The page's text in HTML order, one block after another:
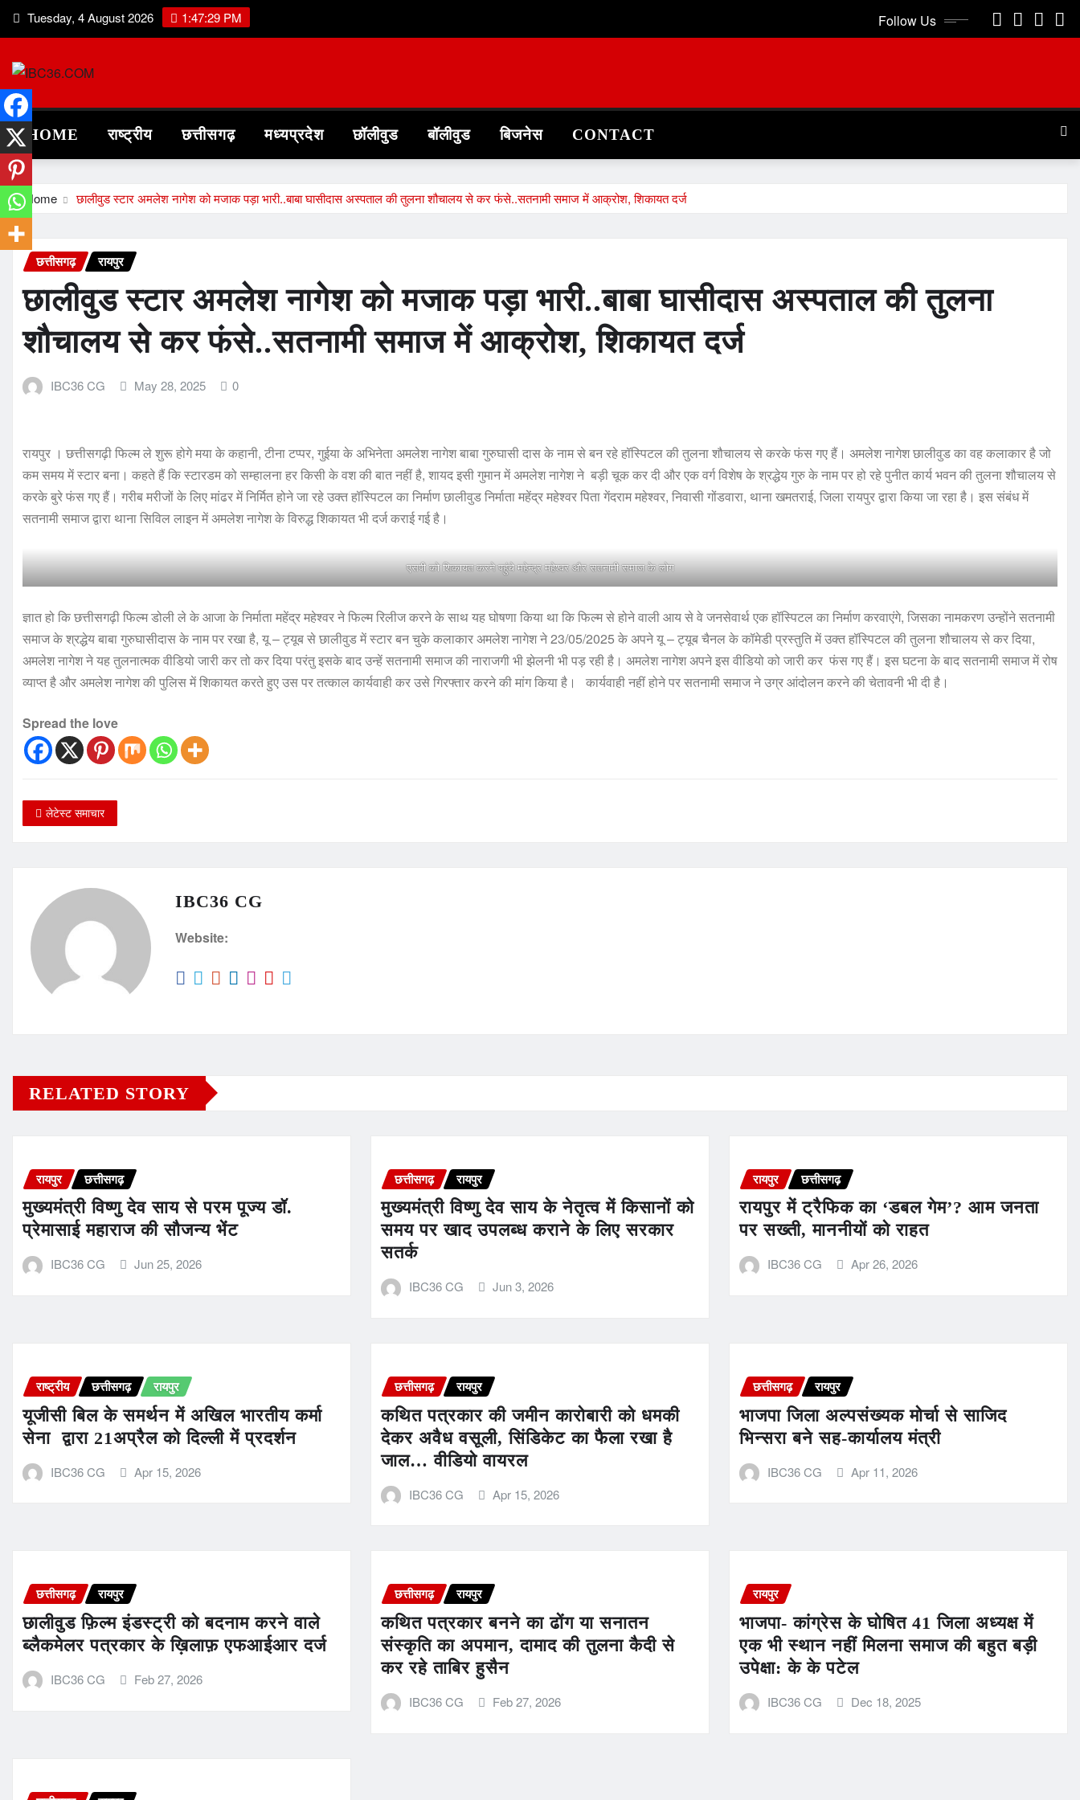
Skip Tuesday, 4 August 2026 1:47:30 PM Follow Us
HOME राष्ट्रीय छत्तीसगढ़ मध्यप्रदेश छॉलीवुड बॉलीवुड बिजनेस CONTACT
Home छालीवुड स्टार अमलेश नागेश को मजाक पड़ा भारी..बाबा घासीदास अस्पताल की तुलना शौचालय से कर फंसे..सतनामी समाज में आक्रोश, शिकायत दर्ज
छत्तीसगढ़ रायपुर
छालीवुड स्टार अमलेश नागेश को मजाक पड़ा भारी..बाबा घासीदास अस्पताल की तुलना
शौचालय से कर फंसे..सतनामी समाज में आक्रोश, शिकायत दर्ज
IBC36 CG May 28, 2025 0
रायपुर । छत्तीसगढ़ी फिल्म ले शुरू होगे मया के कहानी, टीना टप्पर, गुईया के अभिनेता अमलेश नागेश बाबा गुरुघासी दास के नाम से बन रहे हॉस्पिटल की तुलना शौचालय से करके फंस गए हैं। अमलेश नागेश छालीवुड का वह कलाकार है जो
कम समय में स्टार बना। कहते हैं कि स्टारडम को सम्हालना हर किसी के वश की बात नहीं है, शायद इसी गुमान में अमलेश नागेश ने बड़ी चूक कर दी और एक वर्ग विशेष के श्रद्धेय गुरु के नाम पर हो रहे पुनीत कार्य भवन की तुलना शौचालय से
करके बुरे फंस गए हैं। गरीब मरीजों के लिए मांढर में निर्मित होने जा रहे उक्त हॉस्पिटल का निर्माण छालीवुड निर्माता महेंद्र महेश्वर पिता गेंदराम महेश्वर, निवासी गोंडवारा, थाना खमतराई, जिला रायपुर द्वारा किया जा रहा है। इस संबंध में
सतनामी समाज द्वारा थाना सिविल लाइन में अमलेश नागेश के विरुद्ध शिकायत भी दर्ज कराई गई है।
एसपी को शिकायत करने पहुंचे महेन्द्र महेश्वर और सतनामी समाज के लोग
ज्ञात हो कि छत्तीसगढ़ी फिल्म डोली ले के आजा के निर्माता महेंद्र महेश्वर ने फिल्म रिलीज करने के साथ यह घोषणा किया था कि फिल्म से होने वाली आय से वे जनसेवार्थ एक हॉस्पिटल का निर्माण करवाएंगे, जिसका नामकरण उन्होंने सतनामी
समाज के श्रद्धेय बाबा गुरुघासीदास के नाम पर रखा है, यू – ट्यूब से छालीवुड में स्टार बन चुके कलाकार अमलेश नागेश ने 23/05/2025 के अपने यू – ट्यूब चैनल के कॉमेडी प्रस्तुति में उक्त हॉस्पिटल की तुलना शौचालय से कर दिया,
अमलेश नागेश ने यह तुलनात्मक वीडियो जारी कर तो कर दिया परंतु इसके बाद उन्हें सतनामी समाज की नाराजगी भी झेलनी भी पड़ रही है। अमलेश नागेश अपने इस वीडियो को जारी कर फंस गए हैं। इस घटना के बाद सतनामी समाज में रोष
व्याप्त है और अमलेश नागेश की पुलिस में शिकायत करते हुए उस पर तत्काल कार्यवाही कर उसे गिरफ्तार करने की मांग किया है। कार्यवाही नहीं होने पर सतनामी समाज ने उग्र आंदोलन करने की चेतावनी भी दी है।
Spread the love
लेटेस्ट समाचार
IBC36 CG
Website:
RELATED STORY
रायपुर छत्तीसगढ़
मुख्यमंत्री विष्णु देव साय से परम पूज्य डॉ.
प्रेमासाई महाराज की सौजन्य भेंट
IBC36 CG Jun 25, 2026
छत्तीसगढ़ रायपुर
मुख्यमंत्री विष्णु देव साय के नेतृत्व में किसानों को
समय पर खाद उपलब्ध कराने के लिए सरकार
सतर्क
IBC36 CG Jun 3, 2026
रायपुर छत्तीसगढ़
रायपुर में ट्रैफिक का ‘डबल गेम’? आम जनता
पर सख्ती, माननीयों को राहत
IBC36 CG Apr 26, 2026
राष्ट्रीय छत्तीसगढ़ रायपुर
यूजीसी बिल के समर्थन में अखिल भारतीय कर्मा
सेना द्वारा 21अप्रैल को दिल्ली में प्रदर्शन
IBC36 CG Apr 15, 2026
छत्तीसगढ़ रायपुर
कथित पत्रकार की जमीन कारोबारी को धमकी
देकर अवैध वसूली, सिंडिकेट का फैला रखा है
जाल… वीडियो वायरल
IBC36 CG Apr 15, 2026
छत्तीसगढ़ रायपुर
भाजपा जिला अल्पसंख्यक मोर्चा से साजिद
भिन्सरा बने सह-कार्यालय मंत्री
IBC36 CG Apr 11, 2026
छत्तीसगढ़ रायपुर
छालीवुड फ़िल्म इंडस्ट्री को बदनाम करने वाले
ब्लैकमेलर पत्रकार के ख़िलाफ़ एफआईआर दर्ज
IBC36 CG Feb 27, 2026
छत्तीसगढ़ रायपुर
कथित पत्रकार बनने का ढोंग या सनातन
संस्कृति का अपमान, दामाद की तुलना कैदी से
कर रहे ताबिर हुसैन
IBC36 CG Feb 27, 2026
रायपुर
भाजपा- कांग्रेस के घोषित 41 जिला अध्यक्ष में
एक भी स्थान नहीं मिलना समाज की बहुत बड़ी
उपेक्षा: के के पटेल
IBC36 CG Dec 18, 2025